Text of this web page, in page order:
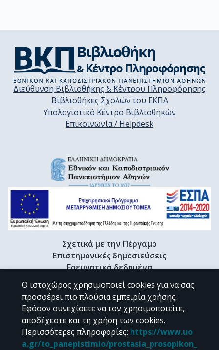
Διεύθυνση Βιβλιοθήκης & Κέντρου Πληροφόρησης
Βιβλιοθήκες Σχολών του ΕΚΠΑ
Υπολογιστικό Κέντρο Βιβλιοθηκών
Επικοινωνία / Helpdesk
Σχετικά με την Πέργαμο
Επιστημονικές δημοσιεύσεις
Ερευνητικά δεδομένα
Διδακτορικές διατριβές & Γκρίζα βιβλιογραφία
Προφίλ Ερευνητή
CC BY-NC 4.0
Ο ιστοχώρος χρησιμοποιεί cookies για να σας
προσφέρει πιο πλούσια εμπειρία χρήσης.
Εφόσον συνεχίσετε να τον χρησιμοποιείτε,
αποδέχεστε και τη χρήση των cookies.
Περισσότερες πληροφορίες: https://www.uo
a.gr/to_panepistimio/prostasia_prosopikon_